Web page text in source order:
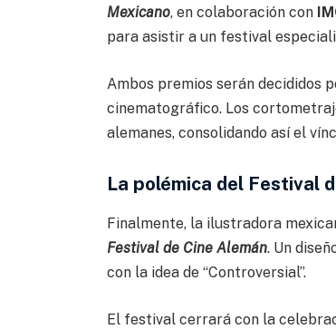
Mexicano, en colaboración con
para asistir a un festival
Ambos premios serán decididos
cinematográfico. Los
alemanes, consolidando así el
La polémica del Festival
Finalmente, la ilustradora
Festival de Cine Alemán. Un
con la idea de “Controversial”.
El festival cerrará con la